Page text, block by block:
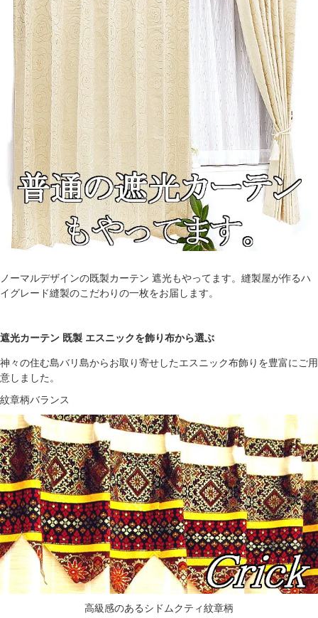
ノーマルデザインの既製カーテン 遮光もやってます。縫製屋が作るハ
イグレード縫製のこだわりの一枚をお届します。
遮光カーテン 既製 エスニックを飾り布から選ぶ
神々の住む島バリ島からお取り寄せしたエスニック布飾りを豊富にご用
意しました。
紋章柄バランス
高級感のあるシドムクティ紋章柄